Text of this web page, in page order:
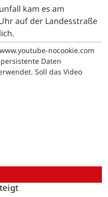
kam es am
nocookie.com
Daten
Soll das Video